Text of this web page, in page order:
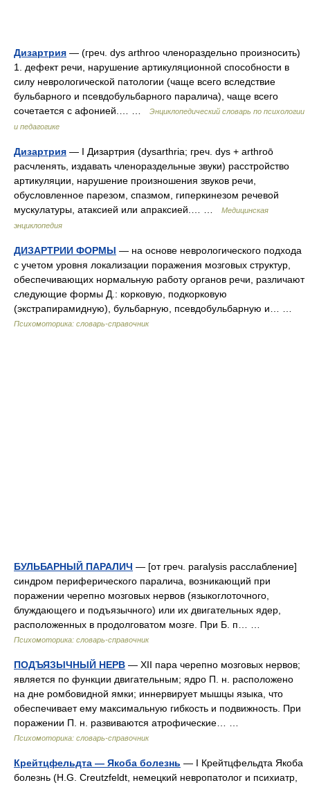
Дизартрия — (греч. dys arthroo членораздельно произносить)
1. дефект речи, нарушение артикуляционной способности в
силу неврологической патологии (чаще всего вследствие
бульбарного и псевдобульбарного паралича), чаще всего
сочетается с афонией.… …
Энциклопедический словарь по психологии
и педагогике
Дизартрия — I Дизартрия (dysarthria; греч. dys + arthroō
расчленять, издавать членораздельные звуки) расстройство
артикуляции, нарушение произношения звуков речи,
обусловленное парезом, спазмом, гиперкинезом речевой
мускулатуры, атаксией или апраксией.… …
Медицинская
энциклопедия
ДИЗАРТРИИ ФОРМЫ — на основе неврологического подхода
с учетом уровня локализации поражения мозговых структур,
обеспечивающих нормальную работу органов речи, различают
следующие формы Д.: корковую, подкорковую
(экстрапирамидную), бульбарную, псевдобульбарную и… …
Психомоторика: cловарь-справочник
БУЛЬБАРНЫЙ ПАРАЛИЧ — [от греч. paralysis расслабление]
синдром периферического паралича, возникающий при
поражении черепно мозговых нервов (языкоглоточного,
блуждающего и подъязычного) или их двигательных ядер,
расположенных в продолговатом мозге. При Б. п… …
Психомоторика: cловарь-справочник
ПОДЪЯЗЫЧНЫЙ НЕРВ — XII пара черепно мозговых нервов;
является по функции двигательным; ядро П. н. расположено
на дне ромбовидной ямки; иннервирует мышцы языка, что
обеспечивает ему максимальную гибкость и подвижность. При
поражении П. н. развиваются атрофические… …
Психомоторика: cловарь-справочник
Крейтцфельдта — Якоба болезнь — I Крейтцфельдта Якоба
болезнь (Н.G. Creutzfeldt, немецкий невропатолог и психиатр,